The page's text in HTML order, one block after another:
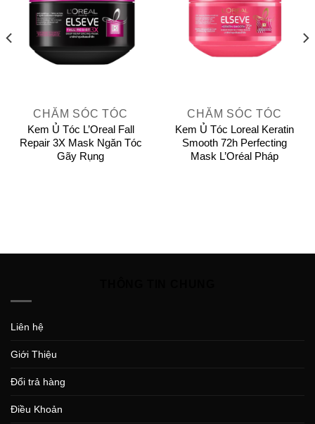
CHĂM SÓC TÓC
Kem Ủ Tóc L’Oreal Fall
Repair 3X Mask Ngăn Tóc
Gãy Rụng
CHĂM SÓC TÓC
Kem Ủ Tóc Loreal Keratin
Smooth 72h Perfecting
Mask L’Oréal Pháp
Liên hệ
Giới Thiệu
Đổi trả hàng
Điều Khoản